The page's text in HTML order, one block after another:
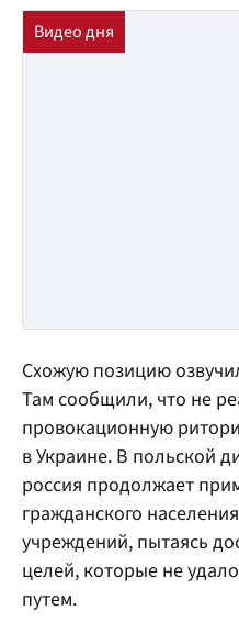
Схожую позицию
Там сообщили, что не
провокационную
в Украине. В польской
россия продолжает
гражданского
учреждений, пытаясь
целей, которые не
путем.